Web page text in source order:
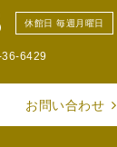
休館日 毎週月曜日
6429
お問い合わせ